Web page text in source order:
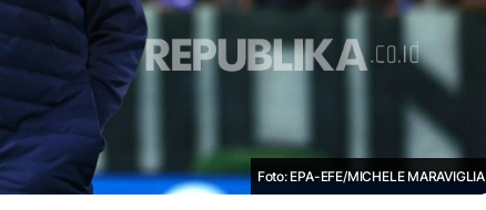
Foto: EPA-EFE/MICHELE MARAVIGLIA